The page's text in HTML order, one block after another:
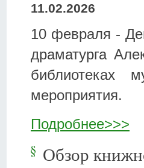
11.02.2026
10 февраля -
драматурга
библиотеках
мероприятия.
Подробнее>>>
Обзор